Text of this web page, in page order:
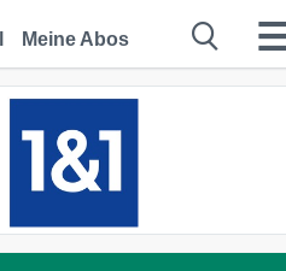
Meine Abos